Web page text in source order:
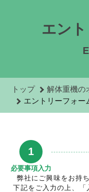
エン
トップ
解体重機の
エントリーフォー
1
必要事項入力
弊社にご興味をお持
下記をご入力の上、「